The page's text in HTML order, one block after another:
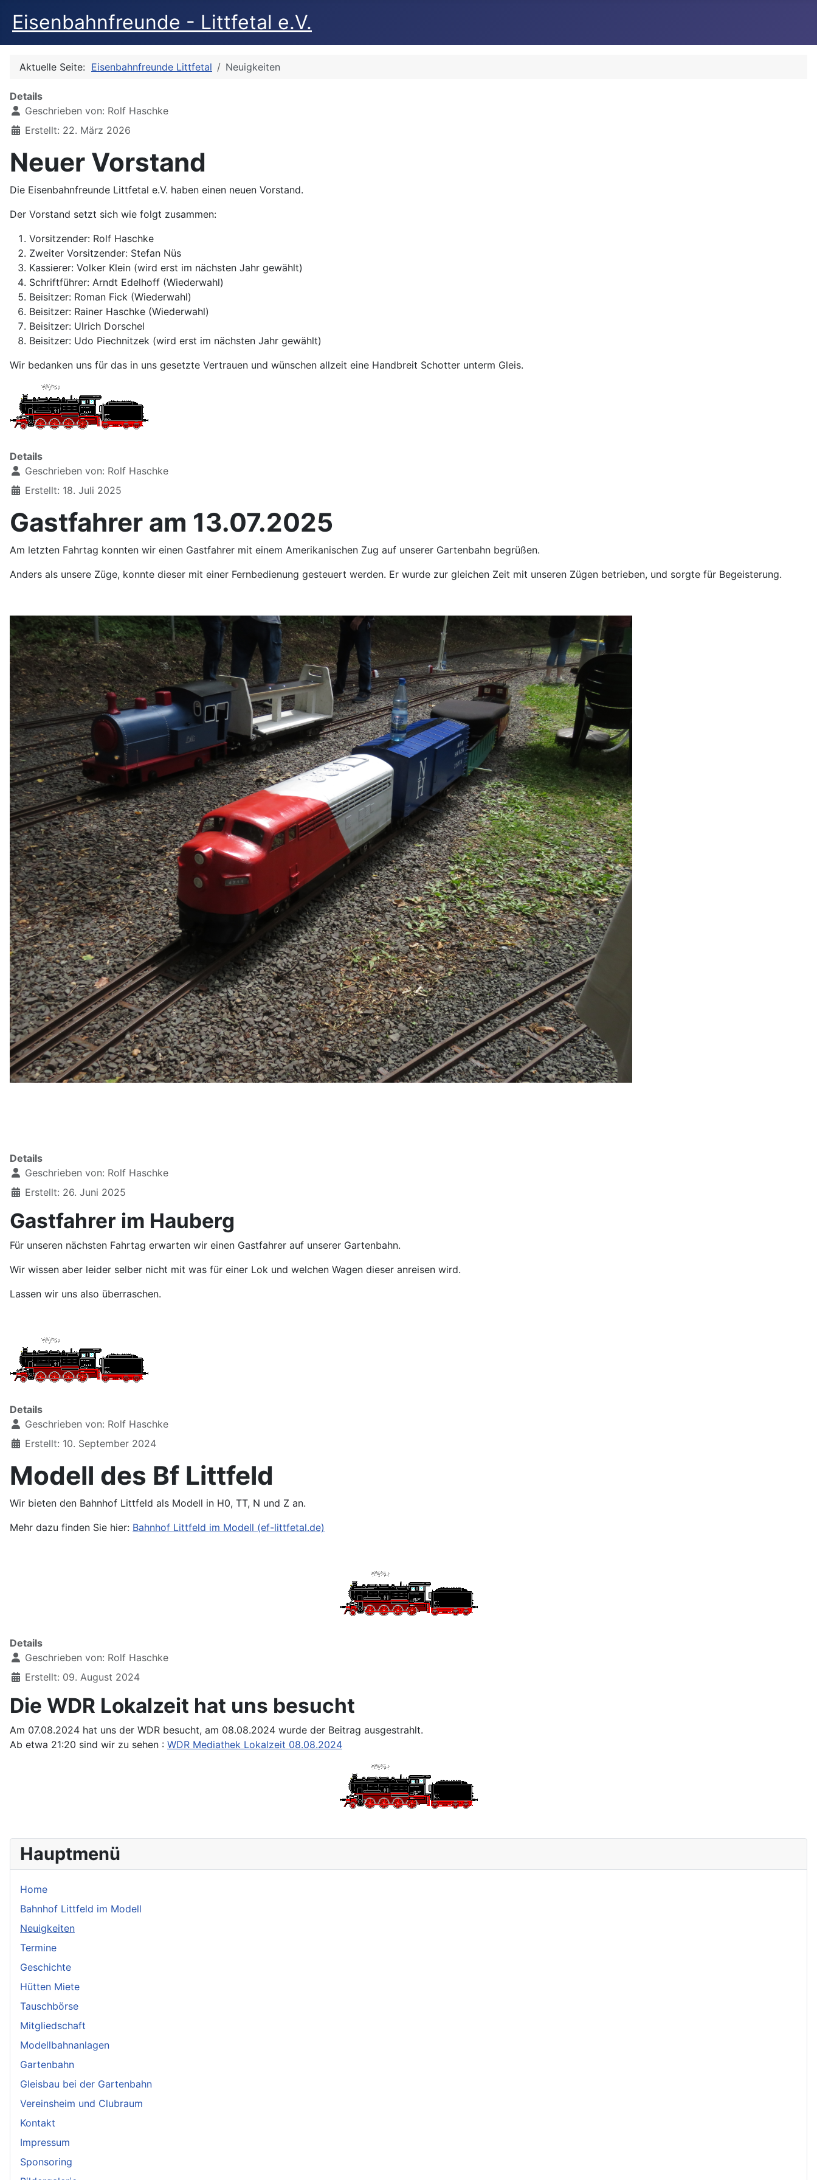
Eisenbahnfreunde - Littfetal e.V.
Aktuelle Seite: Eisenbahnfreunde Littfetal Neuigkeiten
Details
Geschrieben von: Rolf Haschke
Erstellt: 22. März 2026
Neuer Vorstand
Die Eisenbahnfreunde Littfetal e.V. haben einen neuen Vorstand.
Der Vorstand setzt sich wie folgt zusammen:
Vorsitzender: Rolf Haschke
Zweiter Vorsitzender: Stefan Nüs
Kassierer: Volker Klein (wird erst im nächsten Jahr gewählt)
Schriftführer: Arndt Edelhoff (Wiederwahl)
Beisitzer: Roman Fick (Wiederwahl)
Beisitzer: Rainer Haschke (Wiederwahl)
Beisitzer: Ulrich Dorschel
Beisitzer: Udo Piechnitzek (wird erst im nächsten Jahr gewählt)
Wir bedanken uns für das in uns gesetzte Vertrauen und wünschen allzeit eine Handbreit Schotter unterm Gleis.
Details
Geschrieben von: Rolf Haschke
Erstellt: 18. Juli 2025
Gastfahrer am 13.07.2025
Am letzten Fahrtag konnten wir einen Gastfahrer mit einem Amerikanischen Zug auf unserer Gartenbahn begrüßen.
Anders als unsere Züge, konnte dieser mit einer Fernbedienung gesteuert werden. Er wurde zur gleichen Zeit mit unseren Zügen betrieben, und sorgte für Begeisterung.
Details
Geschrieben von: Rolf Haschke
Erstellt: 26. Juni 2025
Gastfahrer im Hauberg
Für unseren nächsten Fahrtag erwarten wir einen Gastfahrer auf unserer Gartenbahn.
Wir wissen aber leider selber nicht mit was für einer Lok und welchen Wagen dieser anreisen wird.
Lassen wir uns also überraschen.
Details
Geschrieben von: Rolf Haschke
Erstellt: 10. September 2024
Modell des Bf Littfeld
Wir bieten den Bahnhof Littfeld als Modell in H0, TT, N und Z an.
Mehr dazu finden Sie hier: Bahnhof Littfeld im Modell (ef-littfetal.de)
Details
Geschrieben von: Rolf Haschke
Erstellt: 09. August 2024
Die WDR Lokalzeit hat uns besucht
Am 07.08.2024 hat uns der WDR besucht, am 08.08.2024 wurde der Beitrag ausgestrahlt.
Ab etwa 21:20 sind wir zu sehen : WDR Mediathek Lokalzeit 08.08.2024
Hauptmenü
Home
Bahnhof Littfeld im Modell
Neuigkeiten
Termine
Geschichte
Hütten Miete
Tauschbörse
Mitgliedschaft
Modellbahnanlagen
Gartenbahn
Gleisbau bei der Gartenbahn
Vereinsheim und Clubraum
Kontakt
Impressum
Sponsoring